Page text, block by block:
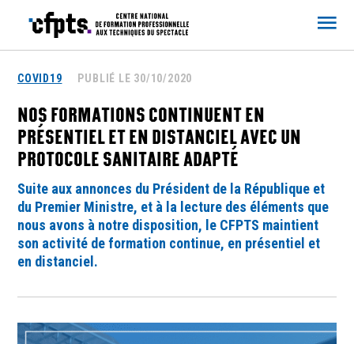
COVID19 PUBLIÉ LE 30/10/2020
NOS FORMATIONS CONTINUENT EN
PRÉSENTIEL ET EN DISTANCIEL AVEC UN
PROTOCOLE SANITAIRE ADAPTÉ
Suite aux annonces du Président de la République et
du Premier Ministre, et à la lecture des éléments que
nous avons à notre disposition, le CFPTS maintient
son activité de formation continue, en présentiel et
en distanciel.